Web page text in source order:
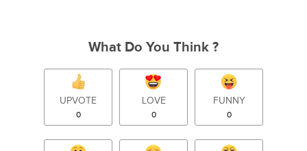
What Do You Think ?
UPVOTE
0
LOVE
0
FUNNY
0